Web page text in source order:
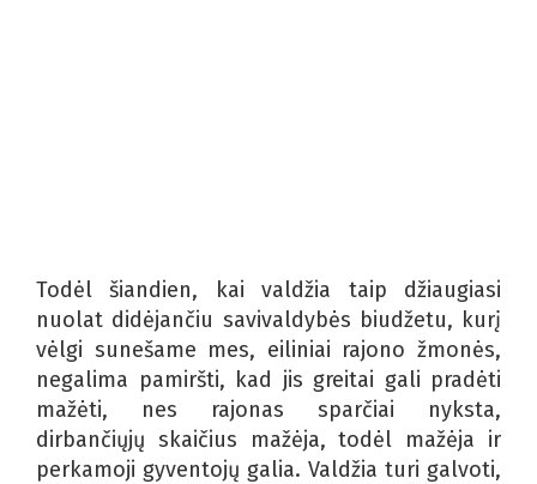
Todėl šiandien, kai valdžia taip džiaugiasi
nuolat didėjančiu savivaldybės biudžetu, kurį
vėlgi sunešame mes, eiliniai rajono žmonės,
negalima pamiršti, kad jis greitai gali pradėti
mažėti, nes rajonas sparčiai nyksta,
dirbančiųjų skaičius mažėja, todėl mažėja ir
perkamoji gyventojų galia. Valdžia turi galvoti,